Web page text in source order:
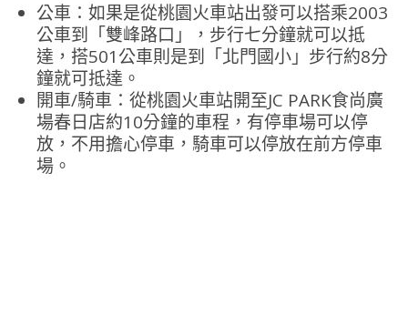
公車：如果是從桃園火車站出發可以搭乘2003
公車到「雙峰路口」，步行七分鐘就可以抵
達，搭501公車則是到「北門國小」步行約8分
鐘就可抵達。
開車/騎車：從桃園火車站開至JC PARK食尚廣
場春日店約10分鐘的車程，有停車場可以停
放，不用擔心停車，騎車可以停放在前方停車
場。